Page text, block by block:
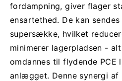
fordampning, giver flager
ensartethed. De kan
supersække, hvilket
minimerer lagerpladsen -
omdannes til flydende PCE
anlægget. Denne synergi af